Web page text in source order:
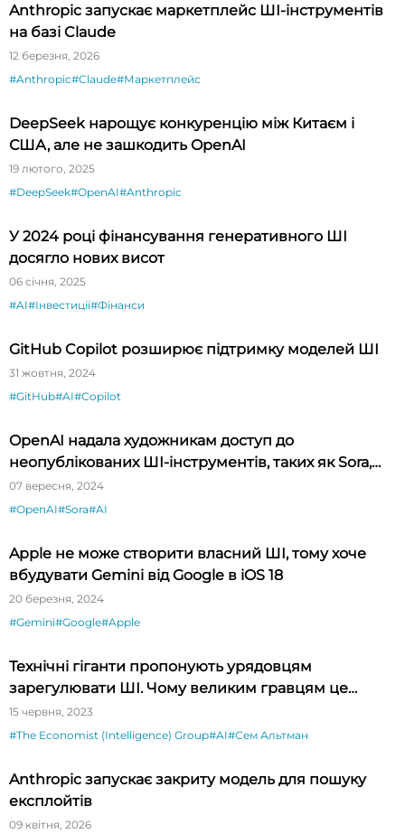
Anthropic запускає маркетплейс ШІ-інструментів
на базі Claude
12 березня, 2026
#Anthropic#Claude#Маркетплейс
DeepSeek нарощує конкуренцію між Китаєм і
США, але не зашкодить OpenAI
19 лютого, 2025
#DeepSeek#OpenAI#Anthropic
У 2024 році фінансування генеративного ШІ
досягло нових висот
06 січня, 2025
#AI#Інвестиції#Фінанси
GitHub Copilot розширює підтримку моделей ШІ
31 жовтня, 2024
#GitHub#AI#Copilot
OpenAI надала художникам доступ до
неопублікованих ШІ-інструментів, таких як Sora,
для виставки у Нью-Йорку
07 вересня, 2024
#OpenAI#Sora#AI
Apple не може створити власний ШІ, тому хоче
вбудувати Gemini від Google в iOS 18
20 березня, 2024
#Gemini#Google#Apple
Технічні гіганти пропонують урядовцям
зарегулювати ШІ. Чому великим гравцям це
вигідно?
15 червня, 2023
#The Economist (Intelligence) Group#AI#Сем Альтман
Anthropic запускає закриту модель для пошуку
експлойтів
09 квітня, 2026